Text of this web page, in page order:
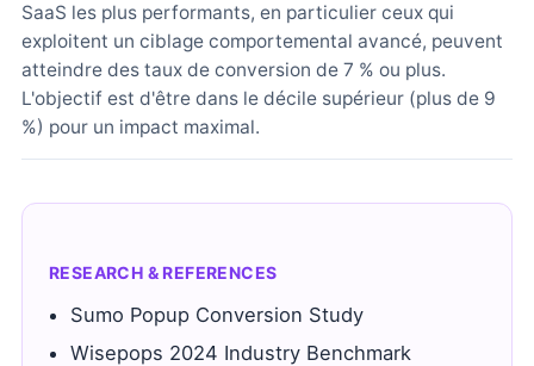
SaaS les plus performants, en particulier ceux qui
exploitent un ciblage comportemental avancé, peuvent
atteindre des taux de conversion de 7 % ou plus.
L'objectif est d'être dans le décile supérieur (plus de 9
%) pour un impact maximal.
RESEARCH & REFERENCES
Sumo Popup Conversion Study
Wisepops 2024 Industry Benchmark